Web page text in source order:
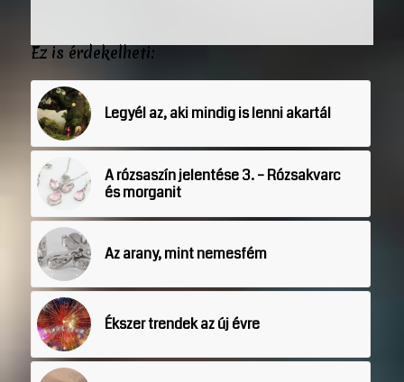
Ez is érdekelheti:
Legyél az, aki mindig is lenni akartál
A rózsaszín jelentése 3. – Rózsakvarc
és morganit
Az arany, mint nemesfém
Ékszer trendek az új évre